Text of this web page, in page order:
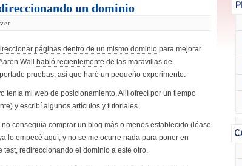
un dominio
páginas dentro de un mismo dominio para mejorar
Wall habló recientemente de las maravillas de
pruebas, así que haré un pequeño experimento.
tenía mi web de posicionamiento. Allí ofrecí por un tiempo
y escribí algunos artículos y tutoriales.
conseguía comprar un blog más o menos establecido (léase
lo empecé aquí, y no se me ocurre nada para poner en
test, redireccionando el dominio a este otro.